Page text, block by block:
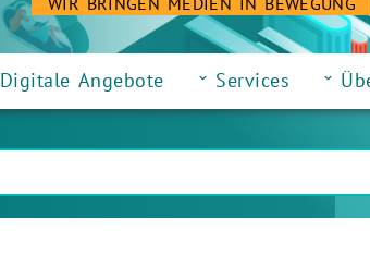
Digitale Angebote Services